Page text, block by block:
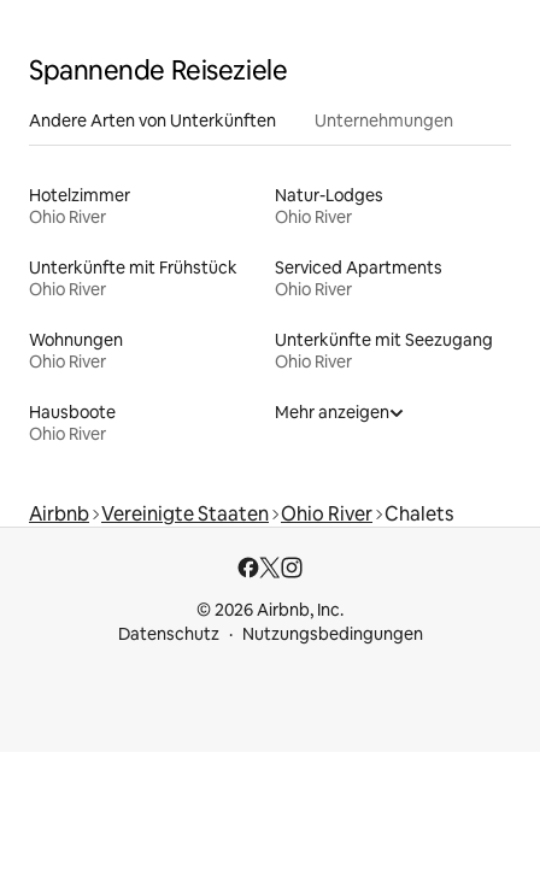
Spannende Reiseziele
Andere Arten von Unterkünften Unternehmungen
Hotelzimmer
Ohio River
Natur-Lodges
Ohio River
Unterkünfte mit Frühstück
Ohio River
Serviced Apartments
Ohio River
Wohnungen
Ohio River
Unterkünfte mit Seezugang
Ohio River
Hausboote
Ohio River
Mehr anzeigen
Airbnb Vereinigte Staaten Ohio River Chalets
© 2026 Airbnb, Inc.
Datenschutz
Nutzungsbedingungen